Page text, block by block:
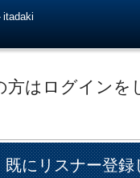
itadaki
はログインを
既にリスナー登録